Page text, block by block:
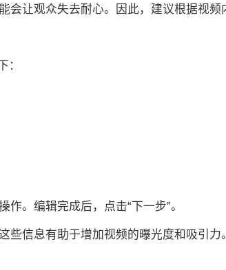
会让观众失去耐心。因此，建议根据视频
：
。编辑完成后，点击“下一步”。
些信息有助于增加视频的曝光度和吸引力